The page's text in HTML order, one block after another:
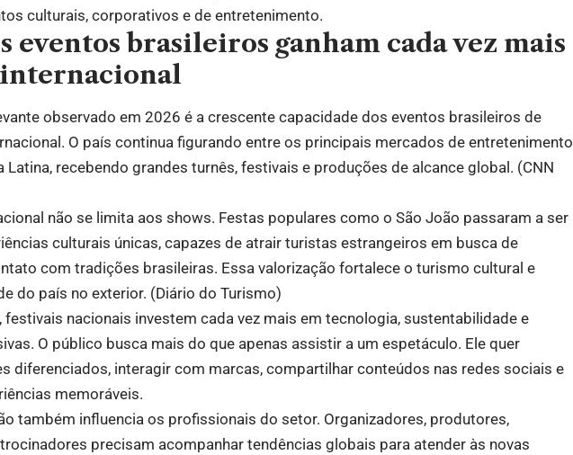
culturais, corporativos e de entretenimento.
eventos brasileiros ganham cada vez mais
observado em 2026 é a crescente capacidade dos eventos brasileiros de
O país continua figurando entre os principais mercados de entretenimento
Latina, recebendo grandes turnês, festivais e produções de alcance global. (CNN
não se limita aos shows. Festas populares como o São João passaram a ser
culturais únicas, capazes de atrair turistas estrangeiros em busca de
com tradições brasileiras. Essa valorização fortalece o turismo cultural e
do país no exterior. (Diário do Turismo)
nacionais investem cada vez mais em tecnologia, sustentabilidade e
O público busca mais do que apenas assistir a um espetáculo. Ele quer
diferenciados, interagir com marcas, compartilhar conteúdos nas redes sociais e
memoráveis.
também influencia os profissionais do setor. Organizadores, produtores,
precisam acompanhar tendências globais para atender às novas